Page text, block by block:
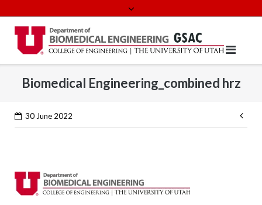
to
content
Biomedical Engineering_combined hrz
30 June 2022